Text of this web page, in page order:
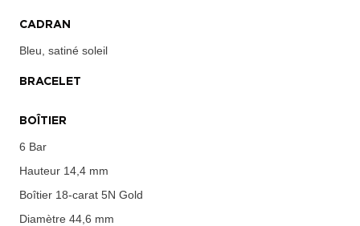
CADRAN
Bleu, satiné soleil
BRACELET
BOÎTIER
6 Bar
Hauteur 14,4 mm
Boîtier 18-carat 5N Gold
Diamètre 44,6 mm